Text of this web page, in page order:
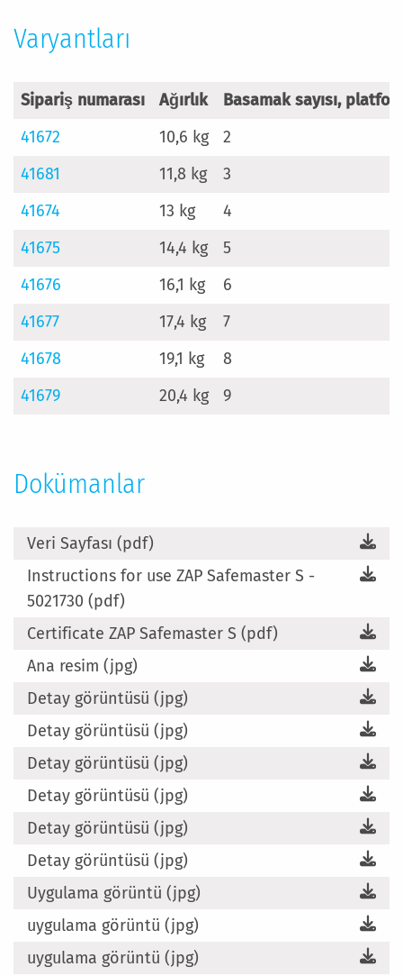
Varyantları
Sipariş numarası Ağırlık
Basamak sayısı,
41672
10,6 kg
2
41681
11,8 kg
3
41674
13 kg
4
41675
14,4 kg
5
41676
16,1 kg
6
41677
17,4 kg
7
41678
19,1 kg
8
41679
20,4 kg 9
Dokümanlar
Veri Sayfası (pdf)
Instructions for use ZAP Safemaster S -
5021730 (pdf)
Certificate ZAP Safemaster S (pdf)
Ana resim (jpg)
Detay görüntüsü (jpg)
Detay görüntüsü (jpg)
Detay görüntüsü (jpg)
Detay görüntüsü (jpg)
Detay görüntüsü (jpg)
Detay görüntüsü (jpg)
Uygulama görüntü (jpg)
uygulama görüntü (jpg)
uygulama görüntü (jpg)